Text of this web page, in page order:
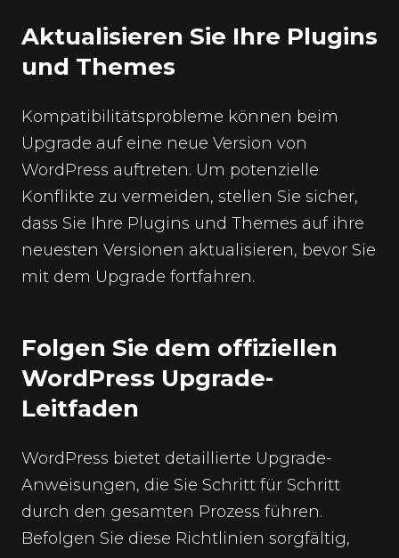
Aktualisieren Sie Ihre Plugins
und Themes
Kompatibilitätsprobleme können beim
Upgrade auf eine neue Version von
WordPress auftreten. Um potenzielle
Konflikte zu vermeiden, stellen Sie sicher,
dass Sie Ihre Plugins und Themes auf ihre
neuesten Versionen aktualisieren, bevor Sie
mit dem Upgrade fortfahren.
Folgen Sie dem offiziellen
WordPress Upgrade-
Leitfaden
WordPress bietet detaillierte Upgrade-
Anweisungen, die Sie Schritt für Schritt
durch den gesamten Prozess führen.
Befolgen Sie diese Richtlinien sorgfältig,